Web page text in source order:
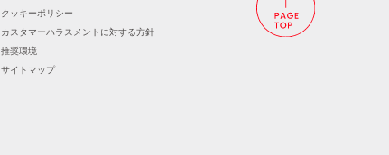
クッキーポリシー
カスタマーハラスメントに対する方針
推奨環境
サイトマップ